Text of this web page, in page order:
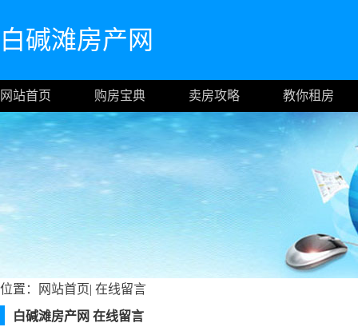
白碱滩房产网
网站首页 购房宝典 卖房攻略 教你租房
位置： 网站首页| 在线留言
白碱滩房产网 在线留言